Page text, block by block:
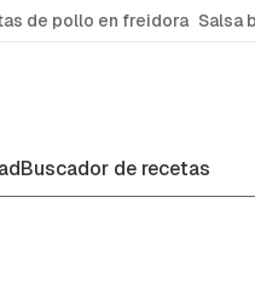
de pollo en freidora Salsa
Buscador de recetas